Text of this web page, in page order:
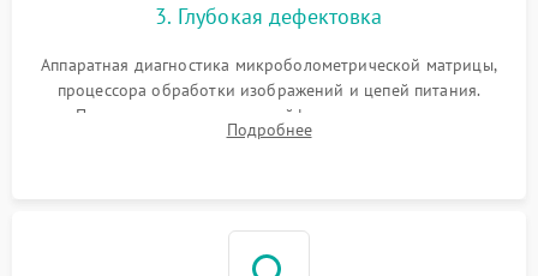
3. Глубокая дефектовка
Аппаратная диагностика микроболометрической матрицы,
процессора обработки изображений и цепей питания.
Проверка целостности шлейфов, модуля памяти и
интерфейсов связи. Выявление сгоревших SMD-компонентов
Подробнее